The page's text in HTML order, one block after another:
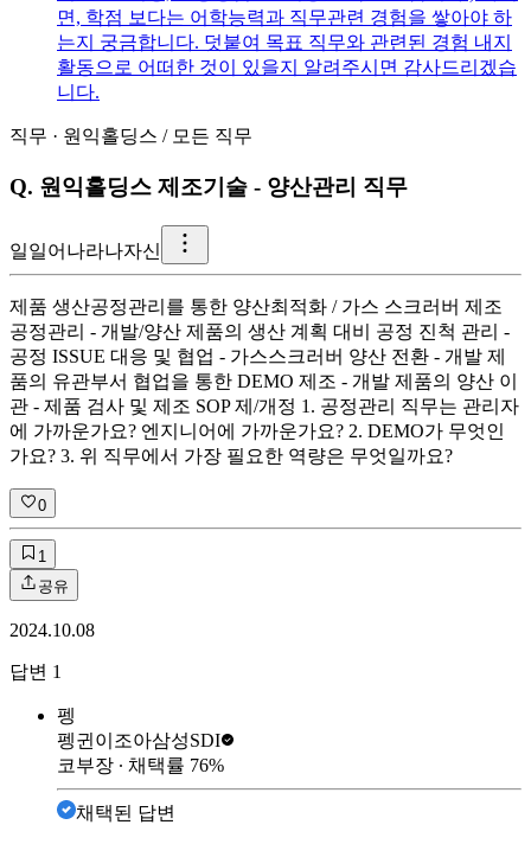
면, 학점 보다는 어학능력과 직무관련 경험을 쌓아야 하
는지 궁금합니다. 덧붙여 목표 직무와 관련된 경험 내지
활동으로 어떠한 것이 있을지 알려주시면 감사드리겠습
니다.
직무 · 원익홀딩스 / 모든 직무
Q. 원익홀딩스 제조기술 - 양산관리 직무
일일어나라나자신
제품 생산공정관리를 통한 양산최적화 / 가스 스크러버 제조
공정관리 - 개발/양산 제품의 생산 계획 대비 공정 진척 관리 -
공정 ISSUE 대응 및 협업 - 가스스크러버 양산 전환 - 개발 제
품의 유관부서 협업을 통한 DEMO 제조 - 개발 제품의 양산 이
관 - 제품 검사 및 제조 SOP 제/개정 1. 공정관리 직무는 관리자
에 가까운가요? 엔지니어에 가까운가요? 2. DEMO가 무엇인
가요? 3. 위 직무에서 가장 필요한 역량은 무엇일까요?
0
1
공유
2024.10.08
답변 1
펭
펭귄이조아삼성SDI
코부장 ∙ 채택률 76%
채택된 답변